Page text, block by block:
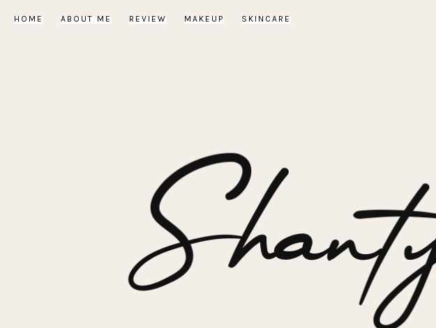
HOME ABOUT ME REVIEW MAKEUP SKINCARE